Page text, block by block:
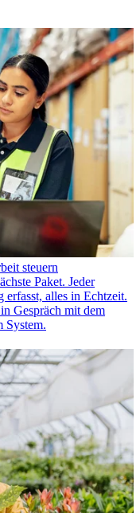
steuern
Paket. Jeder
erfasst, alles in Echtzeit.
Gespräch mit dem
System.